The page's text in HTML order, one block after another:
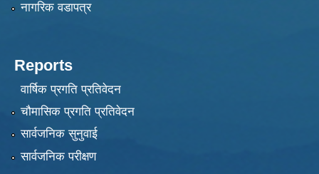
नागरिक वडापत्र
Reports
वार्षिक प्रगति प्रतिवेदन
चौमासिक प्रगति प्रतिवेदन
सार्वजनिक सुनुवाई
सार्वजनिक परीक्षण